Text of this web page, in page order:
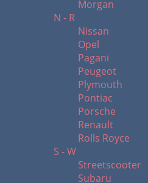
Morgan
N - R
Nissan
Opel
Pagani
Peugeot
Plymouth
Pontiac
Porsche
Renault
Rolls Royce
S - W
Streetscooter
Subaru